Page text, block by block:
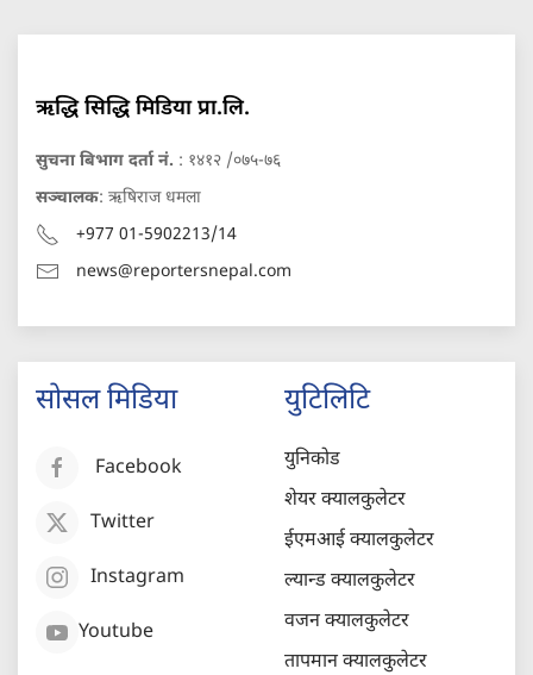
ऋद्धि सिद्धि मिडिया प्रा.लि.
सुचना बिभाग दर्ता नं. : १४१२ /०७५-७६
सञ्चालक: ऋषिराज धमला
+977 01-5902213/14
news@reportersnepal.com
सोसल मिडिया
Facebook
Twitter
Instagram
Youtube
युटिलिटि
युनिकोड
शेयर क्यालकुलेटर
ईएमआई क्यालकुलेटर
ल्यान्ड क्यालकुलेटर
वजन क्यालकुलेटर
तापमान क्यालकुलेटर